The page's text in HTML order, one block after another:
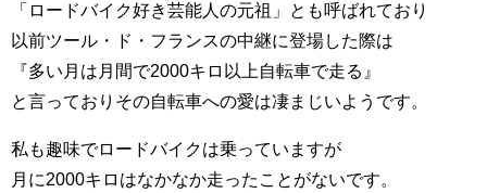
「ロードバイク好き芸能人の元祖」とも呼ばれており
以前ツール・ド・フランスの中継に登場した際は
『多い月は月間で2000キロ以上自転車で走る』
と言っておりその自転車への愛は凄まじいようです。
私も趣味でロードバイクは乗っていますが
月に2000キロはなかなか走ったことがないです。